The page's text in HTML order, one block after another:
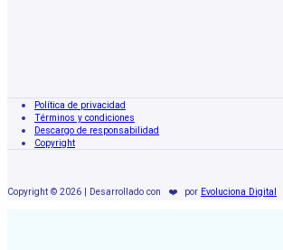
Política de privacidad
Términos y condiciones
Descargo de responsabilidad
Copyright
Copyright © 2026 | Desarrollado con ❤️ por Evoluciona Digital